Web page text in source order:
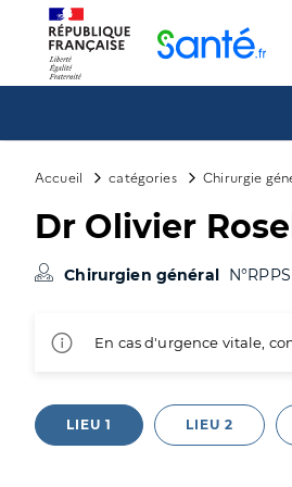
Accueil catégories Chirurgie
Dr Olivier
Chirurgien général
En cas d'urgence vitale,
LIEU 1 LIEU 2
Panneau de gestion des cookies